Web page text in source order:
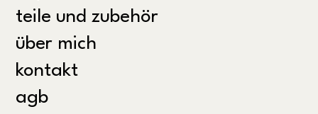
teile und zubehör
über mich
kontakt
agb